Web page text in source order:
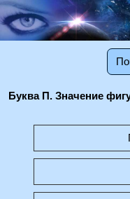
Буква П. Значение